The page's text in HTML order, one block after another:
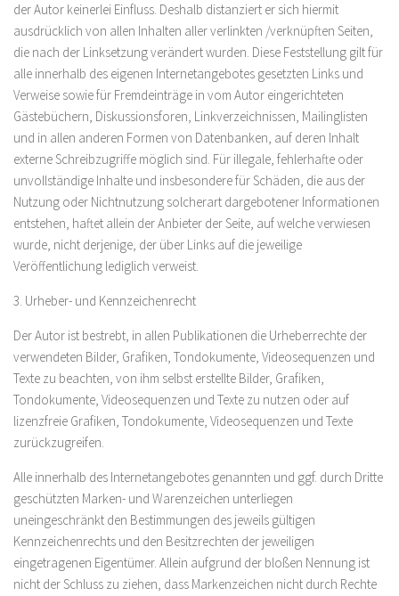
der Autor keinerlei Einfluss. Deshalb distanziert er sich hiermit
ausdrücklich von allen Inhalten aller verlinkten /verknüpften Seiten,
die nach der Linksetzung verändert wurden. Diese Feststellung gilt für
alle innerhalb des eigenen Internetangebotes gesetzten Links und
Verweise sowie für Fremdeinträge in vom Autor eingerichteten
Gästebüchern, Diskussionsforen, Linkverzeichnissen, Mailinglisten
und in allen anderen Formen von Datenbanken, auf deren Inhalt
externe Schreibzugriffe möglich sind. Für illegale, fehlerhafte oder
unvollständige Inhalte und insbesondere für Schäden, die aus der
Nutzung oder Nichtnutzung solcherart dargebotener Informationen
entstehen, haftet allein der Anbieter der Seite, auf welche verwiesen
wurde, nicht derjenige, der über Links auf die jeweilige
Veröffentlichung lediglich verweist.
3. Urheber- und Kennzeichenrecht
Der Autor ist bestrebt, in allen Publikationen die Urheberrechte der
verwendeten Bilder, Grafiken, Tondokumente, Videosequenzen und
Texte zu beachten, von ihm selbst erstellte Bilder, Grafiken,
Tondokumente, Videosequenzen und Texte zu nutzen oder auf
lizenzfreie Grafiken, Tondokumente, Videosequenzen und Texte
zurückzugreifen.
Alle innerhalb des Internetangebotes genannten und ggf. durch Dritte
geschützten Marken- und Warenzeichen unterliegen
uneingeschränkt den Bestimmungen des jeweils gültigen
Kennzeichenrechts und den Besitzrechten der jeweiligen
eingetragenen Eigentümer. Allein aufgrund der bloßen Nennung ist
nicht der Schluss zu ziehen, dass Markenzeichen nicht durch Rechte